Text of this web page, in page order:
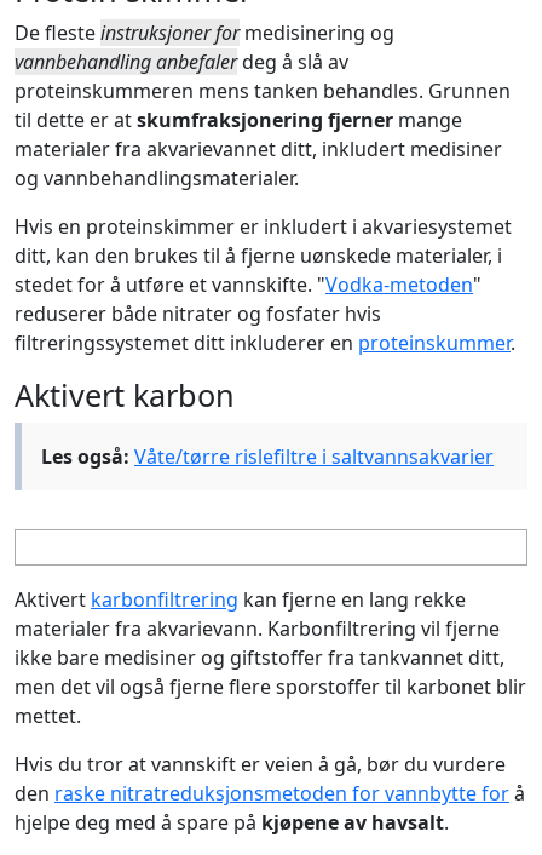
De flesteinstruksjoner formedisinering og
vannbehandling anbefalerdeg å slå av
proteinskummeren mens tanken behandles. Grunnen
til dette er atskumfraksjonering fjerner mange
materialer fra akvarievannet ditt, inkludert medisiner
og vannbehandlingsmaterialer.
Hvis en proteinskimmer er inkludert i akvariesystemet
ditt, kan den brukes til å fjerne uønskede materialer, i
stedet for å utføre et vannskifte. "Vodka-metoden"
reduserer både nitrater og fosfater hvis
filtreringssystemet ditt inkluderer en proteinskummer.
Aktivert karbon
Les også: Våte/tørre rislefiltre i saltvannsakvarier
Aktivert karbonfiltrering kan fjerne en lang rekke
materialer fra akvarievann. Karbonfiltrering vil fjerne
ikke bare medisiner og giftstoffer fra tankvannet ditt,
men det vil også fjerne flere sporstoffer til karbonet blir
mettet.
Hvis du tror at vannskift er veien å gå, bør du vurdere
den raske nitratreduksjonsmetoden for vannbytte forå
hjelpe deg med å spare på kjøpene av havsalt.